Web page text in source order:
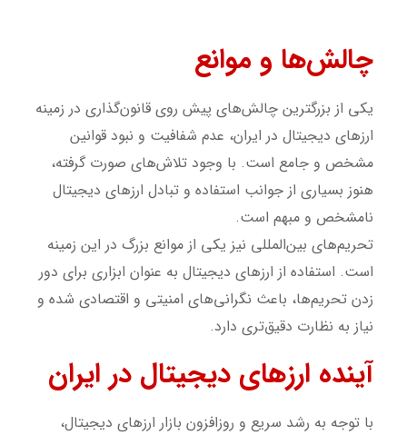
چالش‌ها و موانع
یکی از بزرگترین چالش‌های پیش روی قانون‌گذاری در زمینه
ارزهای دیجیتال در ایران، عدم شفافیت و نبود قوانین
مشخص و جامع است. با وجود تلاش‌های صورت گرفته،
هنوز بسیاری از جوانب استفاده و تبادل ارزهای دیجیتال
نامشخص و مبهم است.
تحریم‌های بین‌المللی نیز یکی از موانع بزرگ در این زمینه
است. استفاده از ارزهای دیجیتال به عنوان ابزاری برای دور
زدن تحریم‌ها، باعث نگرانی‌های امنیتی و اقتصادی شده و
نیاز به نظارت دقیق‌تری دارد.
آینده ارزهای دیجیتال در ایران
با توجه به رشد سریع و روزافزون بازار ارزهای دیجیتال،